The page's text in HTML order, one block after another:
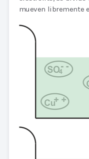
mueven libremente